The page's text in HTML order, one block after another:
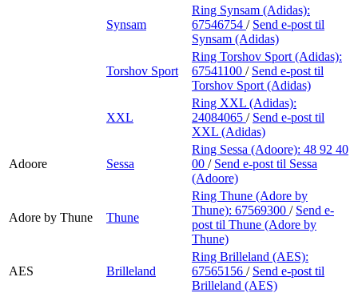
Synsam
Ring Synsam (Adidas):
67546754 / Send e-post til
Synsam (Adidas)
Torshov Sport
Ring Torshov Sport (Adidas):
67541100 / Send e-post til
Torshov Sport (Adidas)
XXL
Ring XXL (Adidas):
24084065 / Send e-post til
XXL (Adidas)
Adoore Sessa
Ring Sessa (Adoore): 48 92 40
00 / Send e-post til Sessa
(Adoore)
Adore by Thune Thune
Ring Thune (Adore by
Thune): 67569300 / Send e-
post til Thune (Adore by
Thune)
AES Brilleland
Ring Brilleland (AES):
67565156 / Send e-post til
Brilleland (AES)